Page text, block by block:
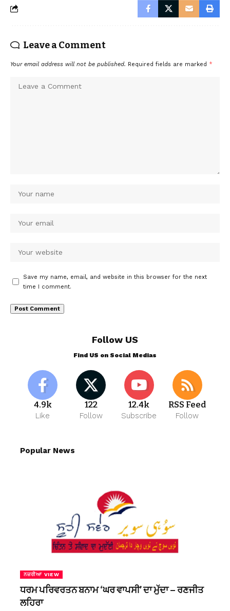
Leave a Comment
Your email address will not be published. Required fields are marked *
Save my name, email, and website in this browser for the next
time I comment.
Follow US
Find US on Social Medias
4.9k
Like
122
Follow
12.4k
Subscribe
RSS Feed
Follow
Popular News
ਨਜ਼ਰੀਆ VIEW
ਧਰਮ ਪਰਿਵਰਤਨ ਬਨਾਮ ‘ਘਰ ਵਾਪਸੀ’ ਦਾ ਮੁੱਦਾ – ਰਣਜੀਤ
ਲਹਿਰਾ